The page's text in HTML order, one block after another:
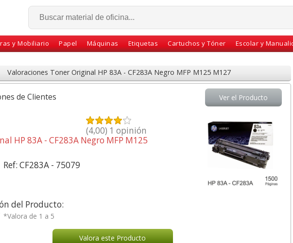
y Mobiliario Papel Máquinas Etiquetas Cartuchos y Tóner Escolar y
Valoraciones Toner Original HP 83A - CF283A Negro MFP M125 M127
Ver el Producto
de Clientes
(4,00) 1 opinión
HP 83A - CF283A Negro MFP M125
Ref: CF283A - 75079
del Producto:
*Valora de 1 a 5
Valora este Producto
desde:26,95 € desde:0,30
0,36 con Iva
Soporte para monitor
Giratorio 45 Grados -